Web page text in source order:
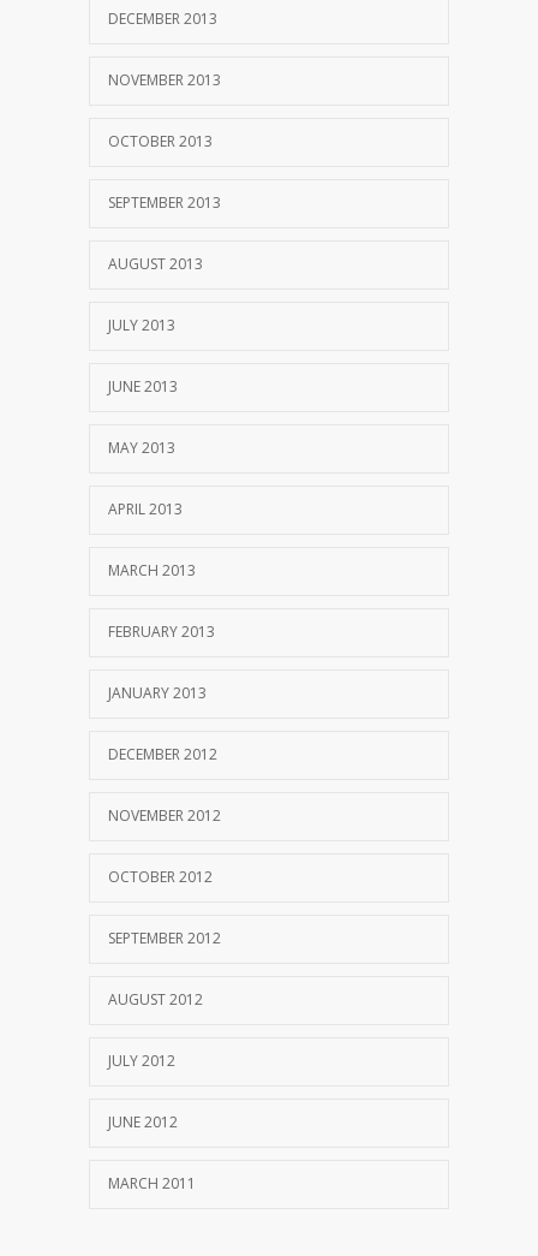
DECEMBER 2013
NOVEMBER 2013
OCTOBER 2013
SEPTEMBER 2013
AUGUST 2013
JULY 2013
JUNE 2013
MAY 2013
APRIL 2013
MARCH 2013
FEBRUARY 2013
JANUARY 2013
DECEMBER 2012
NOVEMBER 2012
OCTOBER 2012
SEPTEMBER 2012
AUGUST 2012
JULY 2012
JUNE 2012
MARCH 2011